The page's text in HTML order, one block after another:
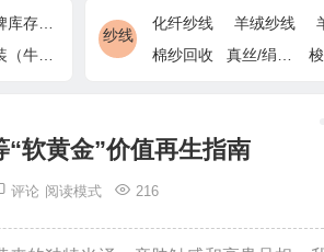
品牌库存/商场下架
裤装（牛仔裤/休闲裤）尾货
纱线
化纤纱线 羊绒纱线
棉纱回收
软黄金”价值再生指南
评论 216
阅读模式